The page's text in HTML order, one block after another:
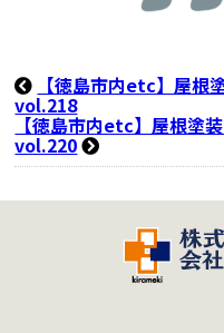
【徳島市内etc】屋根
vol.218
【徳島市内etc】屋根塗
vol.220